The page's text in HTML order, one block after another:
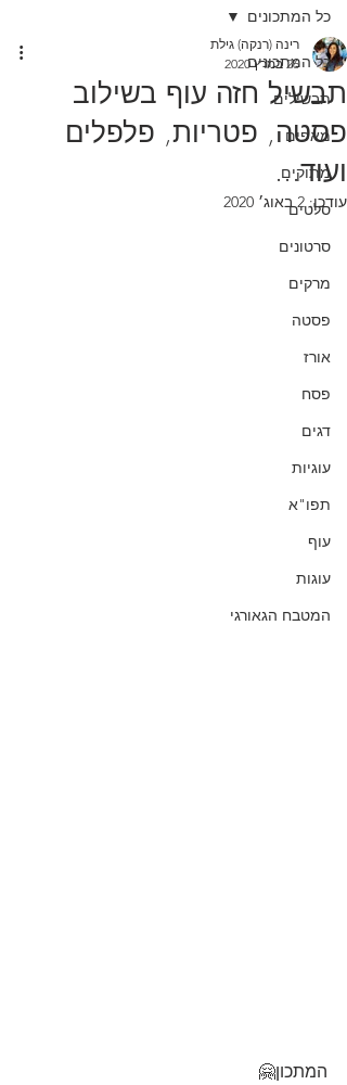
כל המתכונים
תבשילים
מאפים
מתוקים
סלטים
סרטונים
מרקים
פסטה
אורז
פסח
דגים
עוגיות
תפו"א
עוף
עוגות
המטבח הגאורגי
כל המתכונים
תבשיל חזה עוף בשילוב
פסטה, פטריות, פלפלים
ועוד...
רינה (רנקה) גילת
26 במרץ 2020
עודכן:2 באוג׳ 2020
המתכון🤗